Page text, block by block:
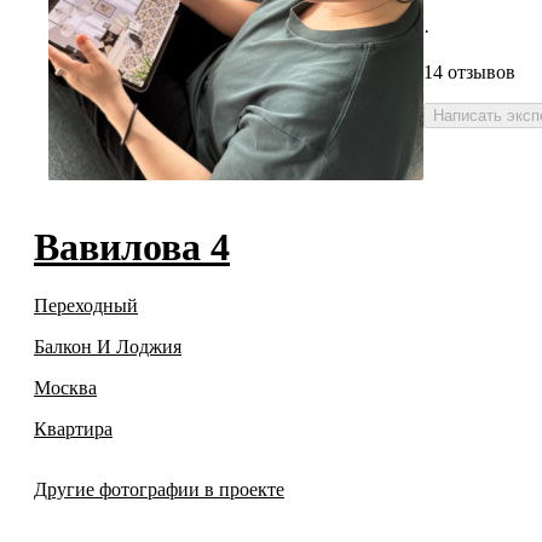
·
14 отзывов
Написать
Вавилова 4
Переходный
Балкон И Лоджия
Москва
Квартира
Другие фотографии в проекте